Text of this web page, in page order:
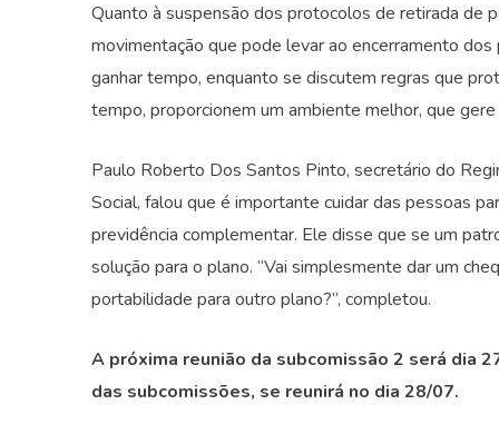
Quanto à suspensão dos protocolos de retirada de
movimentação que pode levar ao encerramento
ganhar tempo, enquanto se discutem regras que
tempo, proporcionem um ambiente melhor, que
Paulo Roberto Dos Santos Pinto, secretário do
Social, falou que é importante cuidar das pessoas
previdência complementar. Ele disse que se um
solução para o plano. “Vai simplesmente dar um
portabilidade para outro plano?”, completou.
A próxima reunião da subcomissão 2 será dia
das subcomissões, se reunirá no dia 28/07.